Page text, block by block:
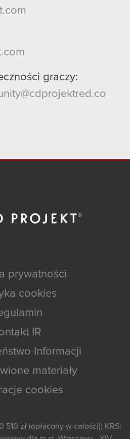
graczy:
prywatności
cookies
IR
Informacji
materiały
cookies
510 zł (opłacony w całości); KRS: